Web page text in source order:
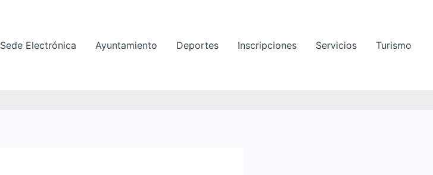
Sede Electrónica Ayuntamiento Deportes Inscripciones Servicios Turismo